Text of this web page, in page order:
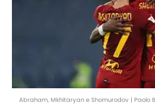
Abraham, Mkhitaryan e Shomurodov | Paolo